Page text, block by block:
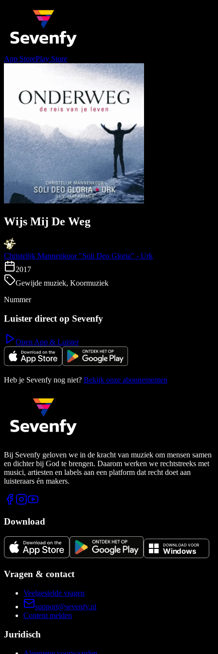
App StorePlay Store
Wijs Mij De Weg
Christelijk Mannenkoor "Soli Deo Gloria" - Urk
2017
Gewijde muziek, Koormuziek
Nummer
Luister direct op Sevenfy
Open App & Luister
Heb je Sevenfy nog niet? Bekijk onze abonnementen
Bij Sevenfy geloven we in de kracht van muziek om mensen samen
en dichter bij God te brengen. Daarom werken we rechtstreeks met
musici, artiesten en labels aan een platform dat recht doet aan
luisteraars én makers.
Download
Vragen & contact
Veelgestelde vragen
support@sevenfy.nl
Content melden
Juridisch